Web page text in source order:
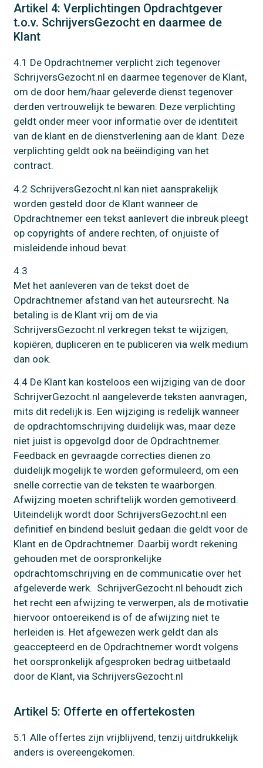
Artikel 4: Verplichtingen Opdrachtgever
t.o.v. SchrijversGezocht en daarmee de
Klant
4.1 De Opdrachtnemer verplicht zich tegenover
SchrijversGezocht.nl en daarmee tegenover de Klant,
om de door hem/haar geleverde dienst tegenover
derden vertrouwelijk te bewaren. Deze verplichting
geldt onder meer voor informatie over de identiteit
van de klant en de dienstverlening aan de klant. Deze
verplichting geldt ook na beëindiging van het
contract.
4.2 SchrijversGezocht.nl kan niet aansprakelijk
worden gesteld door de Klant wanneer de
Opdrachtnemer een tekst aanlevert die inbreuk pleegt
op copyrights of andere rechten, of onjuiste of
misleidende inhoud bevat.
4.3
Met het aanleveren van de tekst doet de
Opdrachtnemer afstand van het auteursrecht. Na
betaling is de Klant vrij om de via
SchrijversGezocht.nl verkregen tekst te wijzigen,
kopiëren, dupliceren en te publiceren via welk medium
dan ook.
4.4 De Klant kan kosteloos een wijziging van de door
SchrijverGezocht.nl aangeleverde teksten aanvragen,
mits dit redelijk is. Een wijziging is redelijk wanneer
de opdrachtomschrijving duidelijk was, maar deze
niet juist is opgevolgd door de Opdrachtnemer.
Feedback en gevraagde correcties dienen zo
duidelijk mogelijk te worden geformuleerd, om een
snelle correctie van de teksten te waarborgen.
Afwijzing moeten schriftelijk worden gemotiveerd.
Uiteindelijk wordt door SchrijversGezocht.nl een
definitief en bindend besluit gedaan die geldt voor de
Klant en de Opdrachtnemer. Daarbij wordt rekening
gehouden met de oorspronkelijke
opdrachtomschrijving en de communicatie over het
afgeleverde werk. SchrijverGezocht.nl behoudt zich
het recht een afwijzing te verwerpen, als de motivatie
hiervoor ontoereikend is of de afwijzing niet te
herleiden is. Het afgewezen werk geldt dan als
geaccepteerd en de Opdrachtnemer wordt volgens
het oorspronkelijk afgesproken bedrag uitbetaald
door de Klant, via SchrijversGezocht.nl
Artikel 5: Offerte en offertekosten
5.1 Alle offertes zijn vrijblijvend, tenzij uitdrukkelijk
anders is overeengekomen.